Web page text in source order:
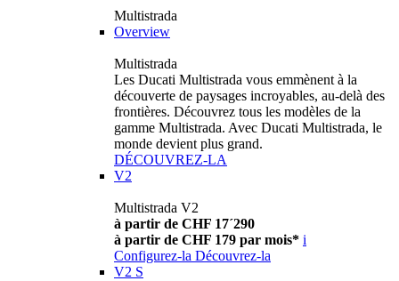
Multistrada
Overview
Multistrada
Les Ducati Multistrada vous emmènent à la
découverte de paysages incroyables, au-delà des
frontières. Découvrez tous les modèles de la
gamme Multistrada. Avec Ducati Multistrada, le
monde devient plus grand.
DÉCOUVREZ-LA
V2
Multistrada V2
à partir de CHF 17´290
à partir de CHF 179 par mois* i
Configurez-la Découvrez-la
V2 S